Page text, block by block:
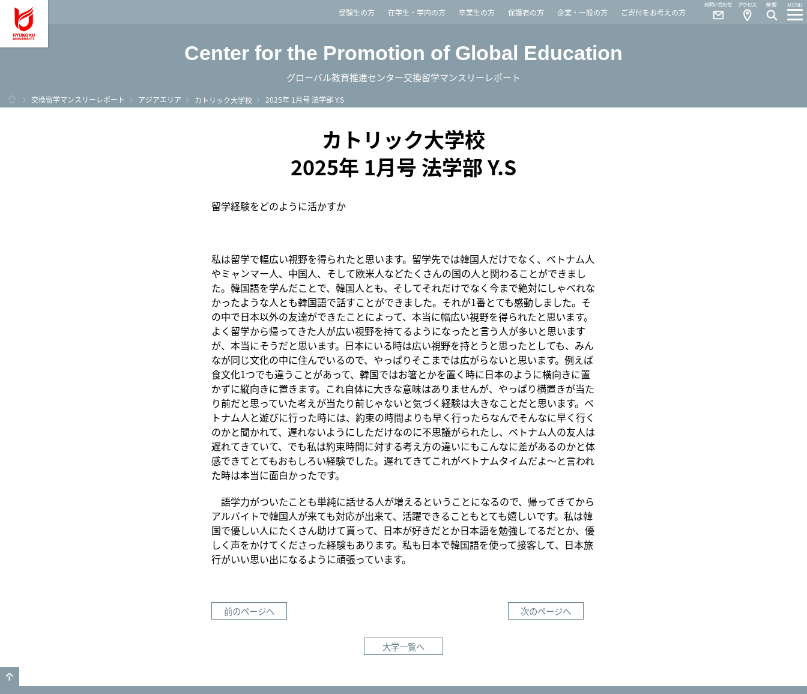
龍谷大学 You, Unlimited受験生の方 在学生・学内の方 卒業生の方 保護者の方 企業・一般の方 ご寄付をお考えの方
MENU
Access
Contact
Center for the Promotion of Global Education
グローバル教育推進センター交換留学マンスリーレポート
ホーム
交換留学マンスリーレポート アジアエリア カトリック大学校 2025年 1月号 法学部 Y.S
カトリック大学校
2025年 1月号 法学部 Y.S
留学経験をどのように活かすか
私は留学で幅広い視野を得られたと思います。留学先では韓国人だけでなく、ベトナム人
やミャンマー人、中国人、そして欧米人などたくさんの国の人と関わることができまし
た。韓国語を学んだことで、韓国人とも、そしてそれだけでなく今まで絶対にしゃべれな
かったような人とも韓国語で話すことができました。それが1番とても感動しました。そ
の中で日本以外の友達ができたことによって、本当に幅広い視野を得られたと思います。
よく留学から帰ってきた人が広い視野を持てるようになったと言う人が多いと思います
が、本当にそうだと思います。日本にいる時は広い視野を持とうと思ったとしても、みん
なが同じ文化の中に住んでいるので、やっぱりそこまでは広がらないと思います。例えば
食文化1つでも違うことがあって、韓国ではお箸とかを置く時に日本のように横向きに置
かずに縦向きに置きます。これ自体に大きな意味はありませんが、やっぱり横置きが当た
り前だと思っていた考えが当たり前じゃないと気づく経験は大きなことだと思います。ベ
トナム人と遊びに行った時には、約束の時間よりも早く行ったらなんでそんなに早く行く
のかと聞かれて、遅れないようにしただけなのに不思議がられたし、ベトナム人の友人は
遅れてきていて、でも私は約束時間に対する考え方の違いにもこんなに差があるのかと体
感できてとてもおもしろい経験でした。遅れてきてこれがベトナムタイムだよ〜と言われ
た時は本当に面白かったです。
語学力がついたことも単純に話せる人が増えるということになるので、帰ってきてから
アルバイトで韓国人が来ても対応が出来て、活躍できることもとても嬉しいです。私は韓
国で優しい人にたくさん助けて貰って、日本が好きだとか日本語を勉強してるだとか、優
しく声をかけてくださった経験もあります。私も日本で韓国語を使って接客して、日本旅
行がいい思い出になるように頑張っています。
前のページへ 次のページへ
大学一覧へ